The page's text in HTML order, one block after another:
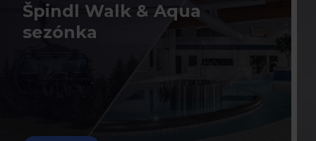
Špindl Walk & Aqua
sezónka